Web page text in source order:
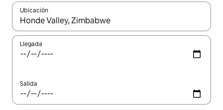
Ubicación
Cuando los resultados estén disponibles, navega con las
Llegada
Salida